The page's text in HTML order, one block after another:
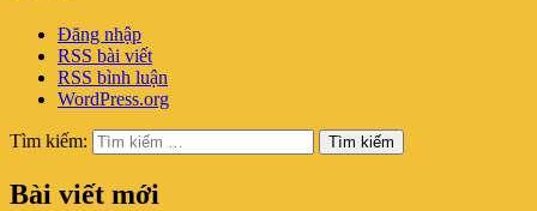
Đăng nhập
RSS bài viết
RSS bình luận
WordPress.org
Tìm kiếm: Tìm kiếm
Bài viết mới